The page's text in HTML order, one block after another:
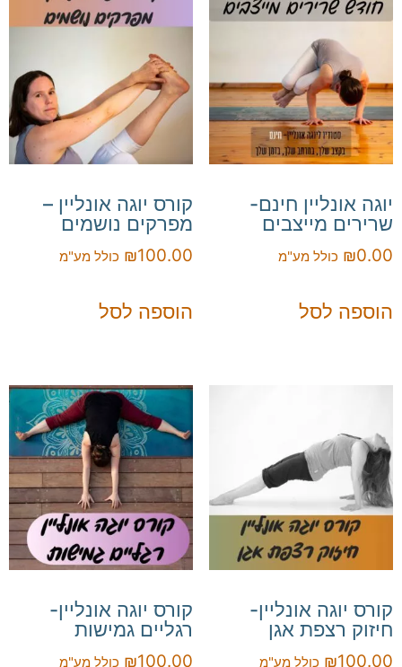
יוגה אונליין חינם-
שרירים מייצבים
₪0.00 כולל מע"מ
הוספה לסל
קורס יוגה אונליין –
מפרקים נושמים
₪100.00 כולל מע"מ
הוספה לסל
קורס יוגה אונליין-
חיזוק רצפת אגן
₪100.00 כולל מע"מ
קורס יוגה אונליין-
רגליים גמישות
₪100.00 כולל מע"מ